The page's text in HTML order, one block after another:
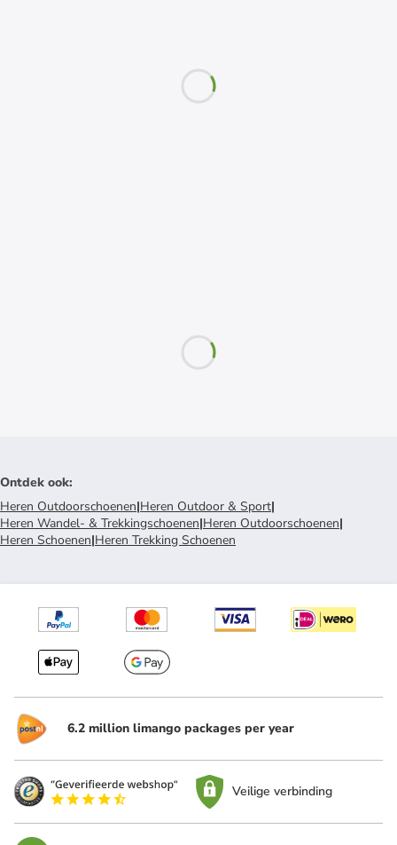
Ontdek ook:
Heren Outdoorschoenen|Heren Outdoor & Sport|
Heren Wandel- & Trekkingschoenen|Heren Outdoorschoenen|
Heren Schoenen|Heren Trekking Schoenen
6.2 million limango packages per year
Veilige verbinding